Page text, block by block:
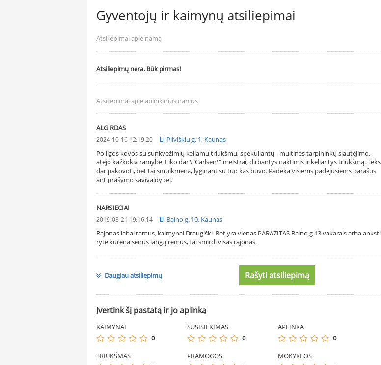
Gyventojų ir kaimynų atsiliepimai
Atsiliepimai apie namą
Atsiliepimų nėra. Būk pirmas!
Atsiliepimai apie aplinkinius namus
ALGIRDAS
2024-10-16 12:19:20
Pilviškių g. 1, Kaunas
Po ilgos kovos su sunkvežimių keliamu triukšmu, spekuliantų - muitinės tarpininkų siautėjimo,
atėjo kažkokia ramybė. Liko dar \"Carlsen\" meistrai, dirbantys naktimis ir keliantys triukšmą. Teks
dar pakovoti, bet tai smulkmena, lyginant su tuo kas buvo. Padėka visiems padėjusiems parašus
ant prašymo savivaldybei.
NARSIECIAI
2019-03-21 19:16:14
Balno g. 10, Kaunas
Rajonas labai ramus, kaimynai Draugiški. Bet yra vienas PARAZITAS Balno g.13 vakarais arba anksti
ryte kurena senus langų rėmus, tai smirdi visas rajonas.
Daugiau atsiliepimų Rašyti atsiliepimą
Įvertink šį pastatą ir jo aplinką
KAIMYNAI
0
SUSISIEKIMAS
0
APLINKA
0
TRIUKŠMAS
PRAMOGOS
MOKYKLOS